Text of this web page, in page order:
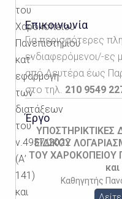
του
Χαροκοπείου
Πανεπιστημίου
κατ’
εφαρμογή
των
διατάξεων
του
ν.4957/2022
(Α’
141)
και
Επικοινωνία
Για περισσότερες
ενδιαφερόμενοι/-ες
από Δευτέρα έως
στο τηλ. 210 9549
Έργο
ΥΠΟΣΤΗΡΙΚΤΙΚΕΣ
ΕΙΔΙΚΟΥ
ΤΟΥ ΧΑΡΟΚΟΠΕΙΟΥ
Καθηγητής